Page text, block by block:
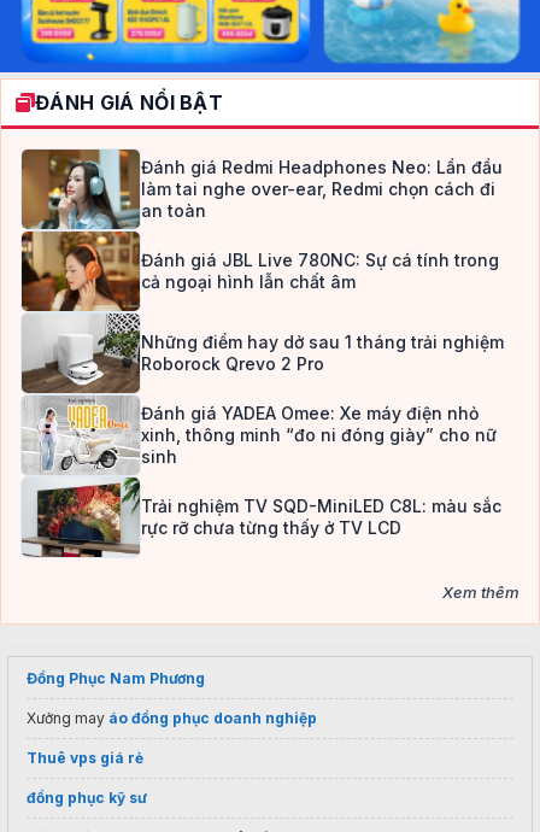
ĐÁNH GIÁ NỔI BẬT
Đánh giá Redmi Headphones Neo: Lần đầu
làm tai nghe over-ear, Redmi chọn cách đi
an toàn
Đánh giá JBL Live 780NC: Sự cá tính trong
cả ngoại hình lẫn chất âm
Những điểm hay dở sau 1 tháng trải nghiệm
Roborock Qrevo 2 Pro
Đánh giá YADEA Omee: Xe máy điện nhỏ
xinh, thông minh “đo ni đóng giày” cho nữ
sinh
Trải nghiệm TV SQD-MiniLED C8L: màu sắc
rực rỡ chưa từng thấy ở TV LCD
Xem thêm
Đồng Phục Nam Phương
Xưởng may áo đồng phục doanh nghiệp
Thuê vps giá rẻ
đồng phục kỹ sư